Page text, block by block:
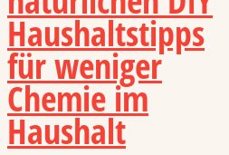
Haushaltstipps
für weniger
Chemie im
Haushalt